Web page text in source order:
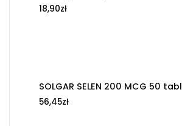
18,90zł
SOLGAR SELEN 200 MCG 50 tabl
56,45zł